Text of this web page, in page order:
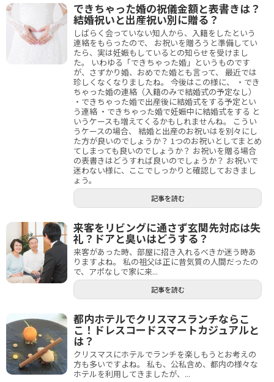
できちゃった婚の祝儀金額と表書きは？
結婚祝いと出産祝い別に贈る？
しばらく会っていない知人から、入籍をしたという
連絡をもらったので、 お祝いを贈ろうと準備してい
たら、実は妊娠もしているとの知らせを受けまし
た。 いわゆる「できちゃった婚」というものです
が、さずかり婚、おめでた婚とも言って、 最近では
珍しくなくなりましたね。 今後はこの様に、 ・でき
ちゃった婚の連絡（入籍のみで結婚式の予定なし）
・できちゃった婚で出産後に結婚式をする予定とい
う連絡 ・できちゃった婚で妊娠中に結婚式をする と
いうケースも増えてくるかもしれませんね。 こうい
うケースの場合、 結婚と出産のお祝いはを別々にし
た方が良いのでしょうか？ 1つのお祝いとしてまとめ
てしまっても良いのでしょうか？ お祝いを贈る場合
の表書きはどうすれば良いのでしょうか？ お祝いで
迷わない様に、ここでしっかりと確認しておきまし
ょう。
記事を読む
来客をリビングに通さず玄関先対応は失
礼？ドアと臭いはどうする？
来客があった時、部屋に招き入れるべきか迷う時あ
りますよね。 私の祖父は正に昔気質の人間だったの
で、アポなしで家に来...
記事を読む
都内ホテルでクリスマスランチならこ
こ！ドレスコードスマートカジュアルと
は？
クリスマスにホテルでランチを楽しもうとお考えの
方も多いですよね。 私も、公私含め、都内の様々な
ホテルを利用してきましたが、...